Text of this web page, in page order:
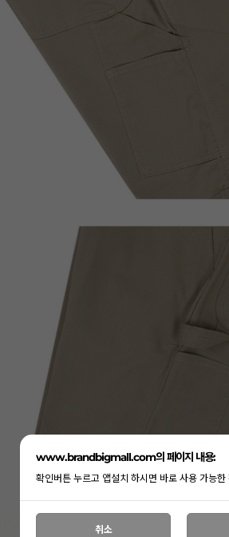
www.brandbigmall.com의 페이지 내용:
확인버튼 누르고 앱설치 하시면 바로 사용 가능한
취소